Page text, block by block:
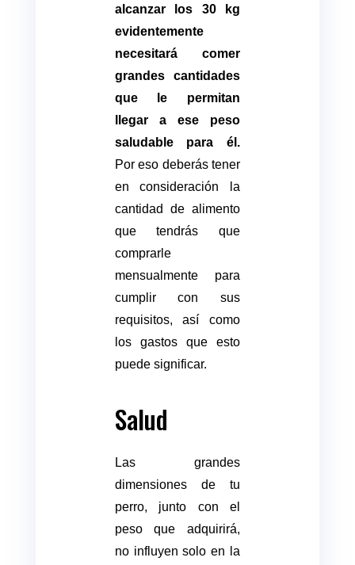
alcanzar los 30 kg
evidentemente
necesitará comer
grandes cantidades
que le permitan
llegar a ese peso
saludable para él.
Por eso deberás tener
en consideración la
cantidad de alimento
que tendrás que
comprarle
mensualmente para
cumplir con sus
requisitos, así como
los gastos que esto
puede significar.
Salud
Las grandes
dimensiones de tu
perro, junto con el
peso que adquirirá,
no influyen solo en la